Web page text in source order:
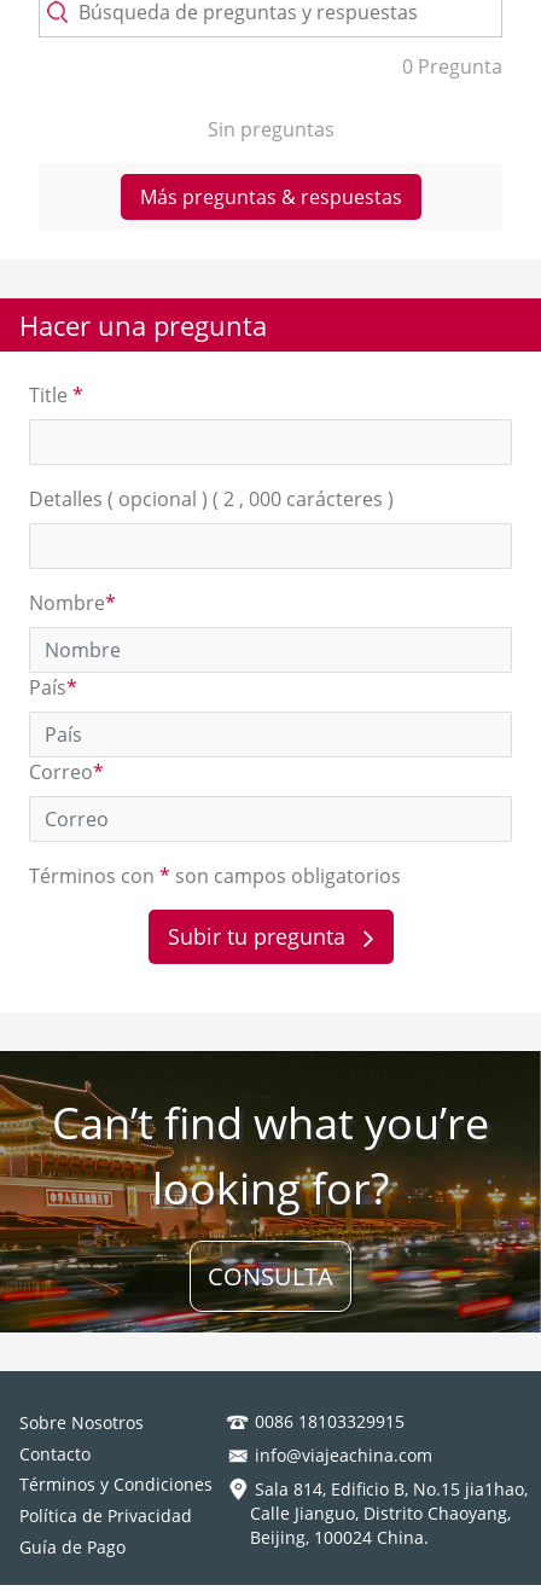
0 Pregunta
Sin preguntas
Más preguntas & respuestas
Hacer una pregunta
Title *
Detalles ( opcional ) ( 2 , 000 carácteres )
Nombre*
País*
Correo*
Términos con * son campos obligatorios
Can’t find what you’re
looking for?
CONSULTA
Sobre Nosotros
Contacto
Términos y Condiciones
Política de Privacidad
Guía de Pago
0086 18103329915
info@viajeachina.com
Sala 814, Edificio B, No.15 jia1hao,
Calle Jianguo, Distrito Chaoyang,
Beijing, 100024 China.